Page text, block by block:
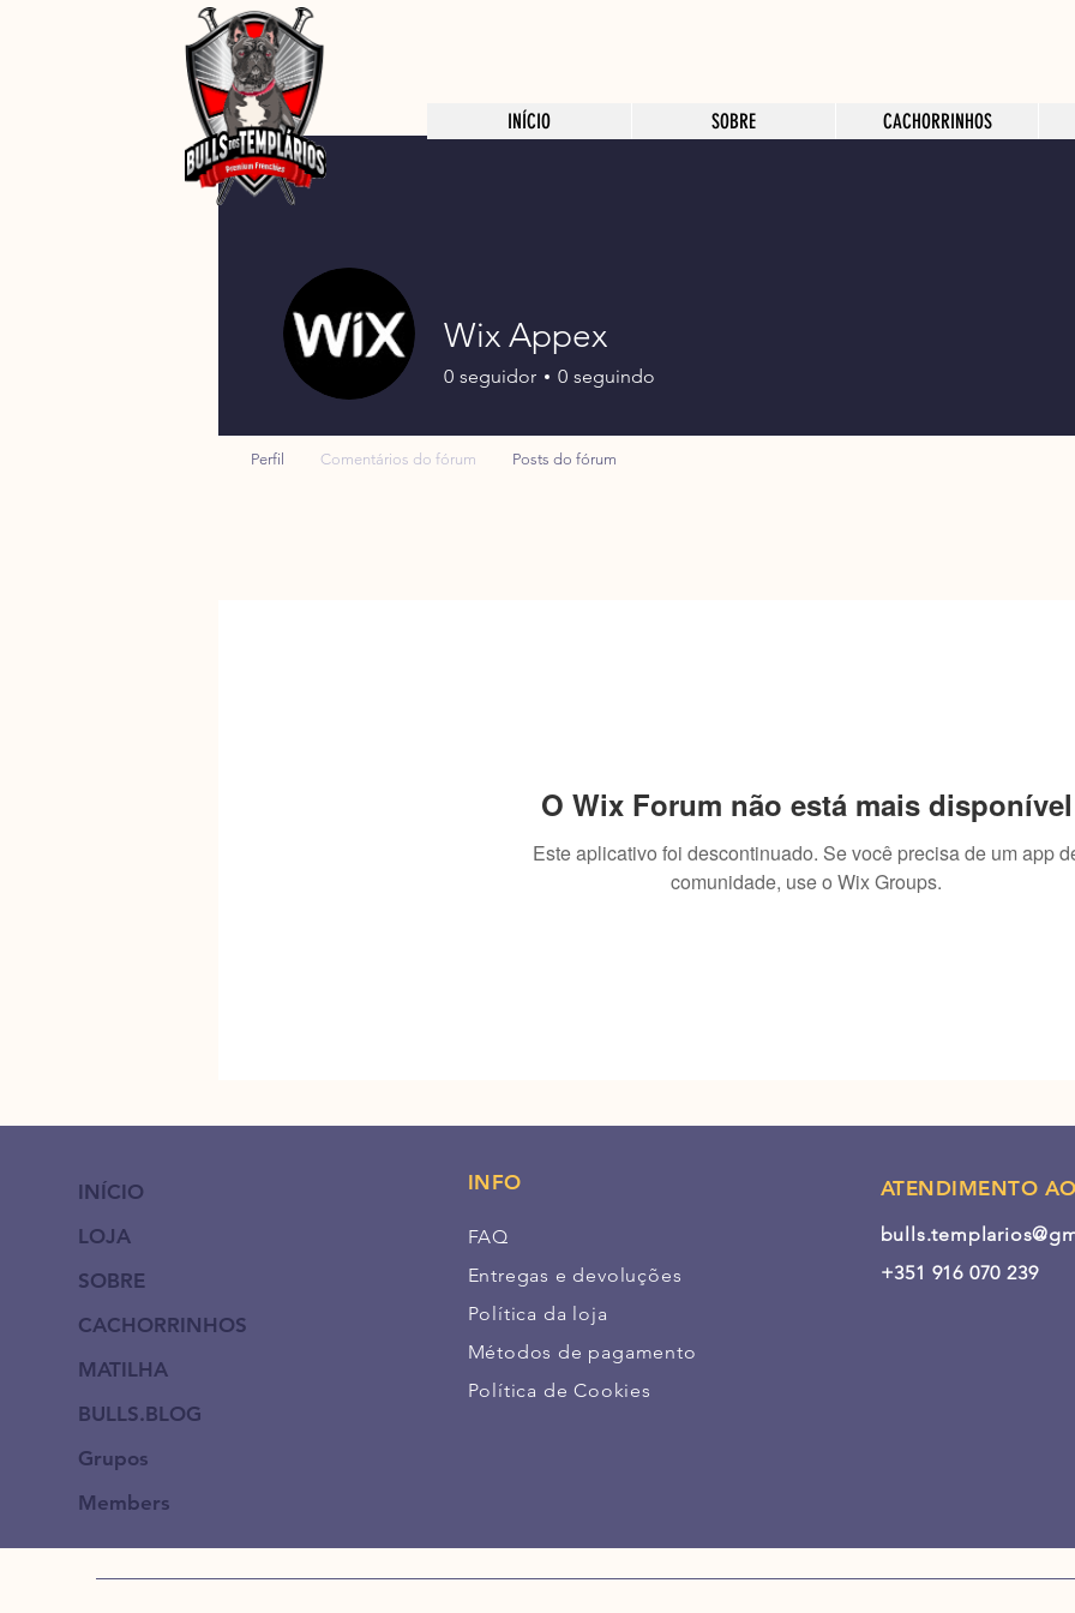
INÍCIO SOBRE CACHORRINHOS
O Wix Forum não está mais disponível
Este aplicativo foi descontinuado. Se você precisa de um app
comunidade, use o Wix Groups.
Wix Appex
0 seguidor 0 seguindo
Perfil Comentários do fórum Posts do fórum
INÍCIO
LOJA
SOBRE
CACHORRINHOS
MATILHA
BULLS.BLOG
Grupos
Members
INFO
FAQ
Entregas e devoluções
Política da loja
Métodos de pagamento
Política de Cookies
ATENDIMENTO
+351 916 070 239